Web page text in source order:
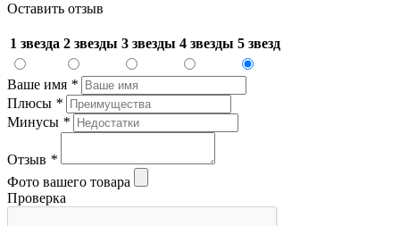
Оставить отзыв
1 звезда 2 звезды 3 звезды 4 звезды 5 звезд
Ваше имя *
Плюсы *
Минусы *
Отзыв *
Фото вашего товара
Проверка